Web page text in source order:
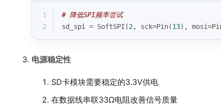
1
# 降低SPI频率尝试
2
sd_spi = SoftSPI(2, sck=Pin(13),
电源稳定性
SD卡模块需要稳定的3.3V供电
在数据线串联33Ω电阻改善信号质量